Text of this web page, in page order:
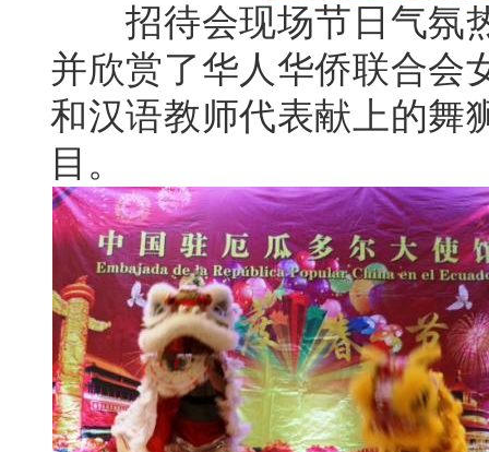
招待会现场节日气氛热
并欣赏了华人华侨联合会
和汉语教师代表献上的舞
目。